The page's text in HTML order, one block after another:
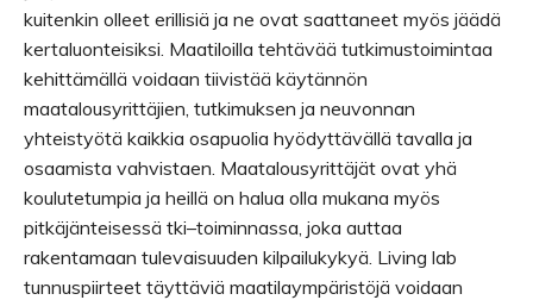
kuitenkin olleet erillisiä ja ne ovat saattaneet myös jäädä
kertaluonteisiksi. Maatiloilla tehtävää tutkimustoimintaa
kehittämällä voidaan tiivistää käytännön
maatalousyrittäjien, tutkimuksen ja neuvonnan
yhteistyötä kaikkia osapuolia hyödyttävällä tavalla ja
osaamista vahvistaen. Maatalousyrittäjät ovat yhä
koulutetumpia ja heillä on halua olla mukana myös
pitkäjänteisessä tki–toiminnassa, joka auttaa
rakentamaan tulevaisuuden kilpailukykyä. Living lab
tunnuspiirteet täyttäviä maatilaympäristöjä voidaan